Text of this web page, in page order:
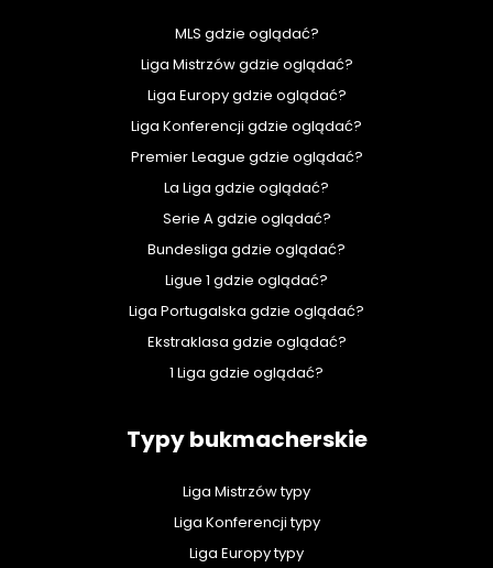
MLS gdzie oglądać?
Liga Mistrzów gdzie oglądać?
Liga Europy gdzie oglądać?
Liga Konferencji gdzie oglądać?
Premier League gdzie oglądać?
La Liga gdzie oglądać?
Serie A gdzie oglądać?
Bundesliga gdzie oglądać?
Ligue 1 gdzie oglądać?
Liga Portugalska gdzie oglądać?
Ekstraklasa gdzie oglądać?
1 Liga gdzie oglądać?
Typy bukmacherskie
Liga Mistrzów typy
Liga Konferencji typy
Liga Europy typy